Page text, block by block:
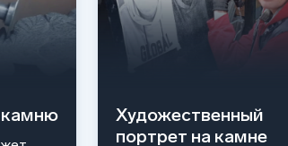
камню
Художественный
портрет на камне